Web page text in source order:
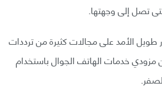
تصل إلى وجهتها.
طويل الأمد على مجالات كثيرة من ترددات
مزودي خدمات الهاتف الجوال باستخدام